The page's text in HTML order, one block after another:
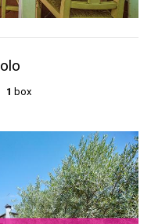
1 box